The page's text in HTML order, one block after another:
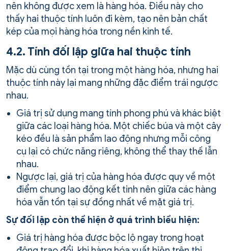
nên không được xem là hàng hóa. Điều này cho
thấy hai thuộc tính luôn đi kèm, tạo nên bản chất
kép của mọi hàng hóa trong nền kinh tế.
4.2. Tính đối lập giữa hai thuộc tính
Mặc dù cùng tồn tại trong một hàng hóa, nhưng hai
thuộc tính này lại mang những đặc điểm trái ngược
nhau.
Giá trị sử dụng mang tính phong phú và khác biệt
giữa các loại hàng hóa. Một chiếc búa và một cây
kéo đều là sản phẩm lao động nhưng mỗi công
cụ lại có chức năng riêng, không thể thay thế lẫn
nhau.
Ngược lại, giá trị của hàng hóa được quy về một
điểm chung lao động kết tinh nên giữa các hàng
hóa vẫn tồn tại sự đồng nhất về mặt giá trị.
Sự đối lập còn thể hiện ở quá trình biểu hiện:
Giá trị hàng hóa được bộc lộ ngay trong hoạt